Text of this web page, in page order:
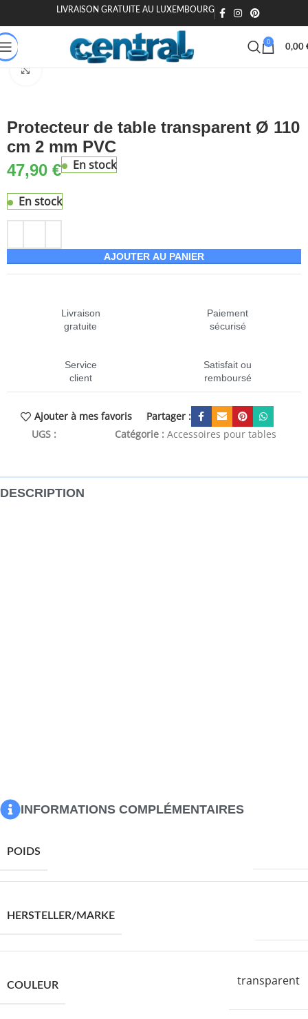
LIVRAISON GRATUITE AU LUXEMBOURG
0
0,00
Accueil Maison & Jardin Meuble Tables Accessoires pour tables
Protecteur de table transparent Ø 110
cm 2 mm PVC
47,90 € En stock
En stock
AJOUTER AU PANIER
Livraison
gratuite
Paiement
sécurisé
Service
client
Satisfait ou
remboursé
Ajouter à mes favoris
Partager :
UGS :
Catégorie : Accessoires pour tables
DESCRIPTION
INFORMATIONS COMPLÉMENTAIRES
POIDS
HERSTELLER/MARKE
COULEUR transparent
🎁 20€ offerts dès 200€ - Code : MOIEN20🏷️ 15€ dès 120€ -